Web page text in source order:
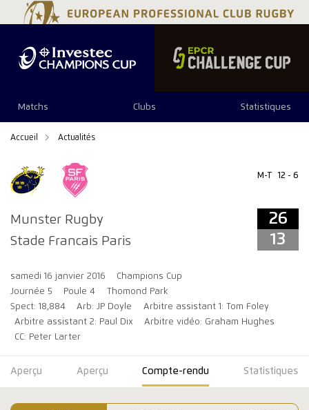
Matchs Clubs Statistiques
Accueil Actualités
Munster Rugby
Stade Francais Paris
M-T 12 - 6
26
13
samedi 16 janvier 2016
Champions Cup
Journée 5
Poule 4
Thomond Park
Spect: 18,884
Arb: JP Doyle
Arbitre assistant 1: Tom Foley
Arbitre assistant 2: Paul Dix
Arbitre vidéo: Graham Hughes
CC: Peter Larter
26 13
Aperçu Aperçu Compte-rendu Statistiques